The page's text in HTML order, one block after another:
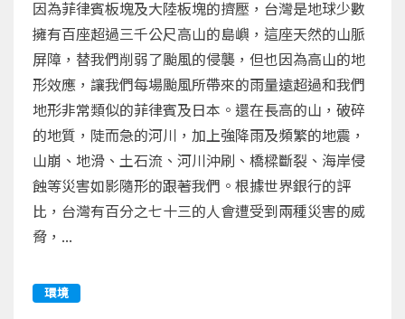
因為菲律賓板塊及大陸板塊的擠壓，台灣是地球少數
擁有百座超過三千公尺高山的島嶼，這座天然的山脈
屏障，替我們削弱了颱風的侵襲，但也因為高山的地
形效應，讓我們每場颱風所帶來的雨量遠超過和我們
地形非常類似的菲律賓及日本。還在長高的山，破碎
的地質，陡而急的河川，加上強降雨及頻繁的地震，
山崩、地滑、土石流、河川沖刷、橋樑斷裂、海岸侵
蝕等災害如影隨形的跟著我們。根據世界銀行的評
比，台灣有百分之七十三的人會遭受到兩種災害的威
脅，...
環境